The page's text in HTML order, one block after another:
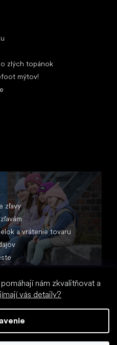
nám zkvalitňovat a
vás detaily?
zlých topánok
mýtov!
zľavy
a vrátenie tovaru
Shoptet